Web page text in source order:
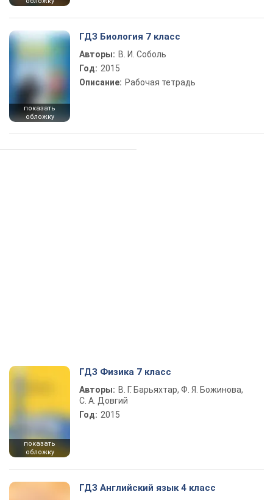
показать
обложку
ГДЗ Биология 7 класс
Авторы: В. И. Соболь
Год: 2015
Описание: Рабочая тетрадь
показать
обложку
ГДЗ Физика 7 класс
Авторы: В. Г. Барьяхтар, Ф. Я. Божинова,
С. А. Довгий
Год: 2015
ГДЗ Английский язык 4 класс